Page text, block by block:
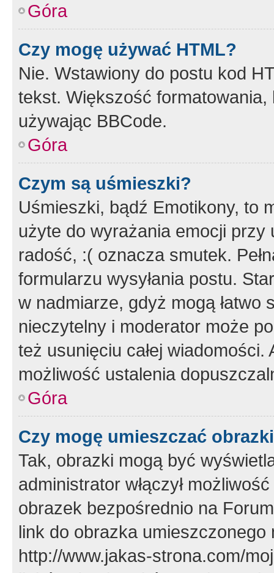
Góra
Czy mogę używać HTML?
Nie. Wstawiony do postu kod
tekst. Większość
używając BBCode.
Góra
Czym są uśmieszki?
Uśmieszki, bądź Emotikony, to
użyte do wyrażania emocji
radość, :( oznacza smutek.
formularzu wysyłania postu.
w nadmiarze, gdyż mogą
nieczytelny i moderator może
też usunięciu całej
możliwość ustalenia
Góra
Czy mogę umieszczać
Tak, obrazki mogą być
administrator włączył
obrazek bezpośrednio na
link do obrazka
http://www.jakas-strona.com/